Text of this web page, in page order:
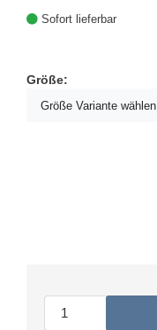
Sofort lieferbar
Größe:
Größe Variante wählen